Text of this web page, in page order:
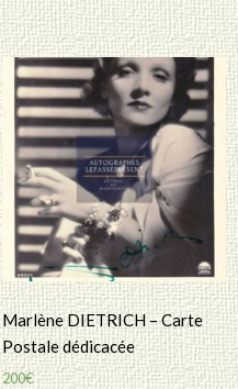
Marlène DIETRICH – Carte
Postale dédicacée
200€